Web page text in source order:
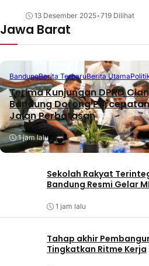
13 Desember 2025•719 Dilihat
Jawa Barat
BandungBerita TerbaruBerita Utama
Terima Kunjungan DPRD
Bandung Dorong
Jalan Perbatasan
1 jam lalu
Sekolah Rakyat
Bandung Resmi Gelar
1 jam lalu
Tahap akhir
Tingkatkan Ritme Kerja